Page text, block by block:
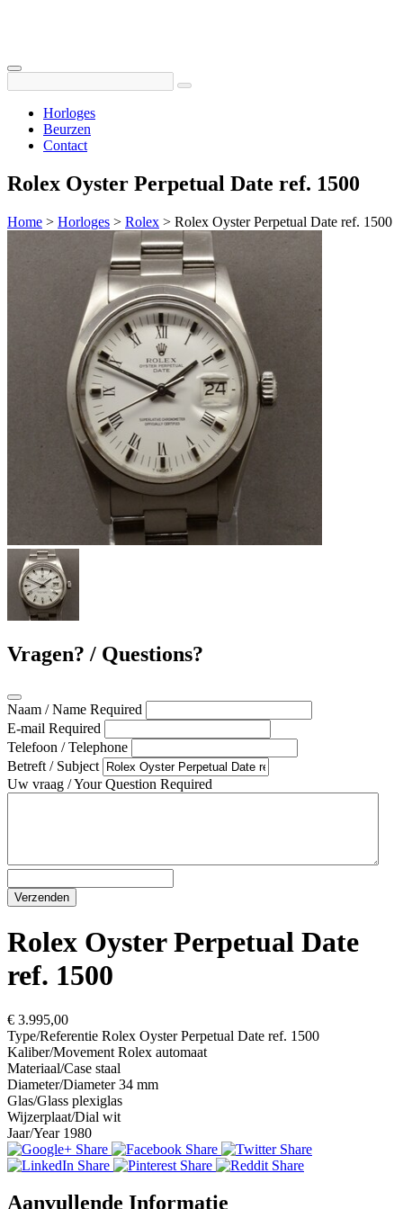
Horloges
Beurzen
Contact
Rolex Oyster Perpetual Date ref. 1500
Home > Horloges > Rolex > Rolex Oyster Perpetual Date ref. 1500
Vragen? / Questions?
Naam / Name Required
E-mail Required
Telefoon / Telephone
Betreft / Subject
Uw vraag / Your Question Required
Rolex Oyster Perpetual Date
ref. 1500
€ 3.995,00
Type/Referentie Rolex Oyster Perpetual Date ref. 1500
Kaliber/Movement Rolex automaat
Materiaal/Case staal
Diameter/Diameter34 mm
Glas/Glass plexiglas
Wijzerplaat/Dial wit
Jaar/Year 1980
Aanvullende Informatie